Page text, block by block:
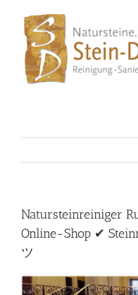
content
Natursteinreiniger
Online-Shop ✔
ツ